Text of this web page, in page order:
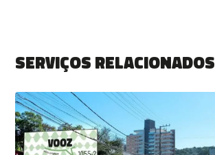
Serviços relacionados